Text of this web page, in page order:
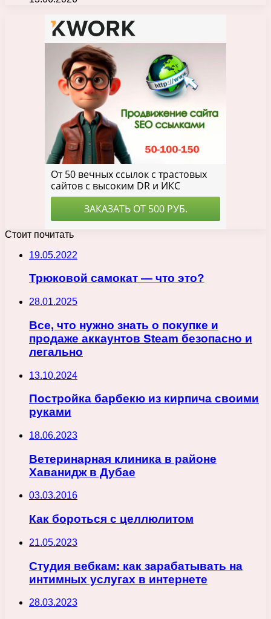
Стоит почитать
19.05.2022
Трюковой самокат — что это?
28.01.2025
Все, что нужно знать о покупке и
продаже аккаунтов Steam безопасно и
легально
13.10.2024
Постройка барбекю из кирпича своими
руками
18.06.2023
Ветеринарная клиника в районе
Хаванидж в Дубае
03.03.2016
Как бороться с целлюлитом
21.05.2023
Студия вебкам: как зарабатывать на
интимных услугах в интернете
28.03.2023